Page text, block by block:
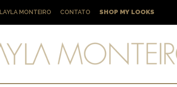
LAYLA MONTEIRO CONTATO SHOP MY LOOKS